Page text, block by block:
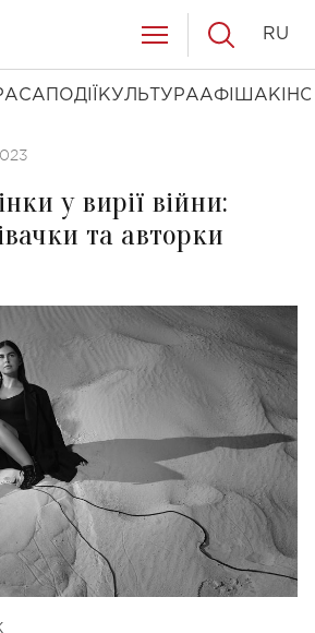
ПОДІЇ КУЛЬТУРААФІША КІНО
RU
у вирії війни:
та авторки